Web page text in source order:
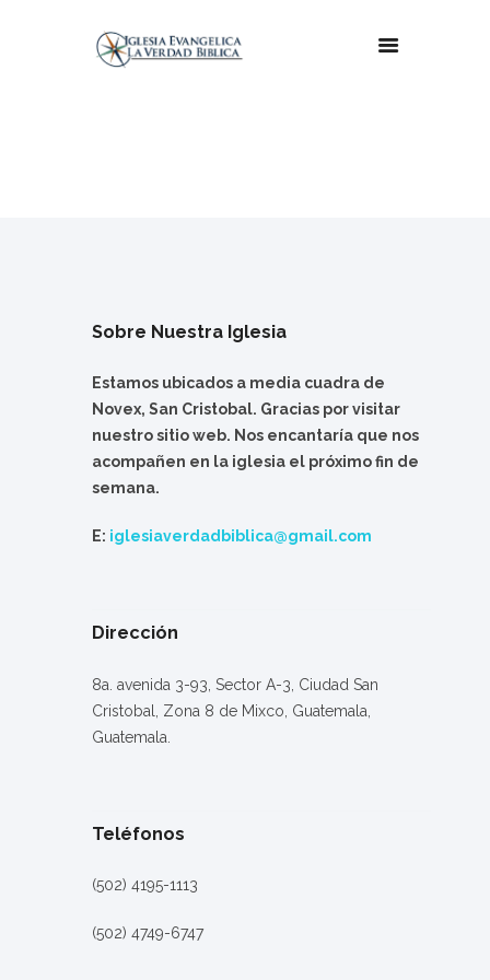
Sobre Nuestra Iglesia
Estamos ubicados a media cuadra de
Novex, San Cristobal. Gracias por visitar
nuestro sitio web. Nos encantaría que nos
acompañen en la iglesia el próximo fin de
semana.
E: iglesiaverdadbiblica@gmail.com
Dirección
8a. avenida 3-93, Sector A-3, Ciudad San
Cristobal, Zona 8 de Mixco, Guatemala,
Guatemala.
Teléfonos
(502) 4195-1113
(502) 4749-6747